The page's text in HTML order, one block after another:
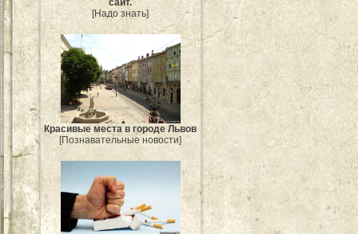
сайт.
[Надо знать]
Красивые места в городе Львов
[Познавательные новости]